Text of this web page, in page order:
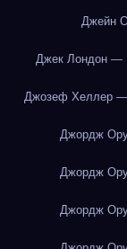
Джейн
Джек Лондон —
Джозеф Хеллер —
Джордж
Джордж
Джордж